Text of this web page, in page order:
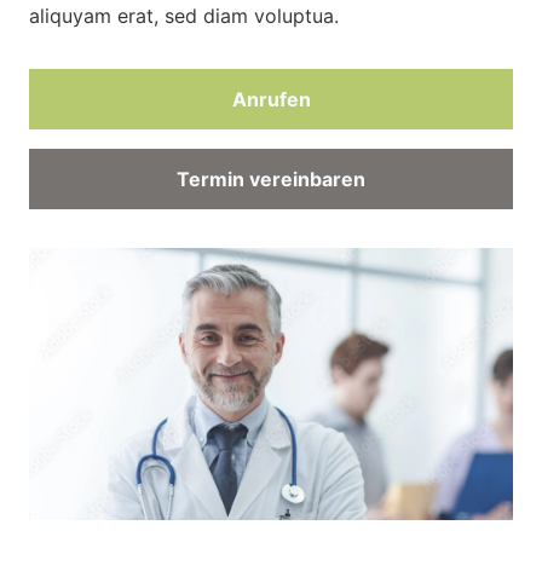
aliquyam erat, sed diam voluptua.
Anrufen
Termin vereinbaren